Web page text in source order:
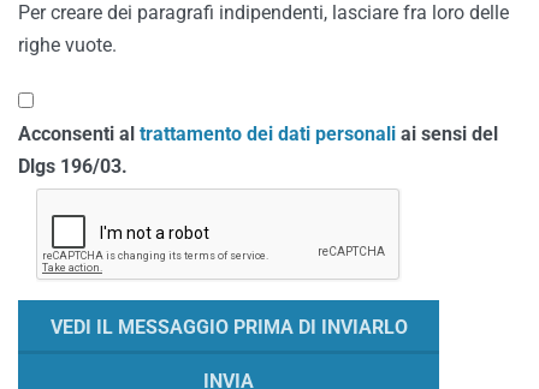
Per creare dei paragrafi indipendenti, lasciare fra loro delle
righe vuote.
Acconsenti al trattamento dei dati personali ai sensi del
Dlgs 196/03.